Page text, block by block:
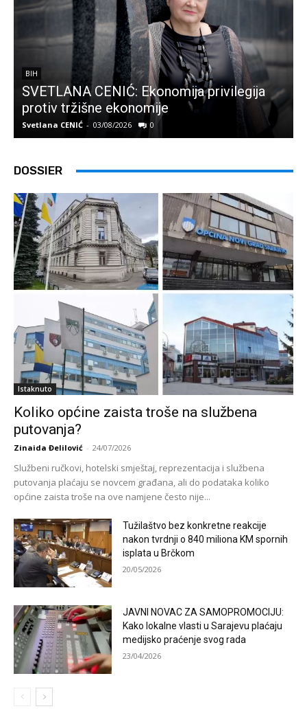
BIH
SVETLANA CENIĆ: Ekonomija privilegija
protiv tržišne ekonomije
Svetlana CENIĆ - 03/08/2026 0
DOSSIER
Istaknuto
Koliko općine zaista troše na službena
putovanja?
Zinaida Đelilović - 24/07/2026
Službeni ručkovi, hotelski smještaj, reprezentacija i službena
putovanja plaćaju se novcem građana, ali do podataka koliko
općine zaista troše na ove namjene često nije...
Tužilaštvo bez konkretne reakcije
nakon tvrdnji o 840 miliona KM spornih
isplata u Brčkom
20/05/2026
JAVNI NOVAC ZA SAMOPROMOCIJU:
Kako lokalne vlasti u Sarajevu plaćaju
medijsko praćenje svog rada
23/04/2026